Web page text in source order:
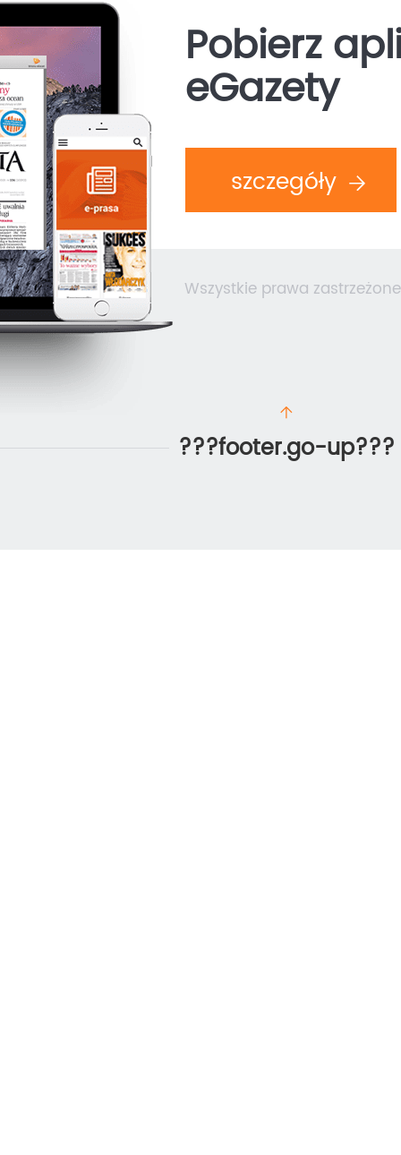
Pobierz
eGazety
szczegóły
Wszystkie prawa
???footer.go-up???